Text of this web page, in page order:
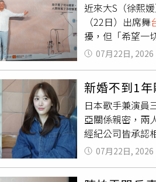
由楊祐寧主演精
莉．霍金斯主
鬼》；以及以黑
公式，讓影迷在
娃》。（圖／
請多位插畫家以
味裝置與觀影體
展主題，將於8
電影製作歷程，
愛之尋謎》與《
描述少女踏上尋
們要回家》則由
深，並代表印度
近來大S（徐熙
（22日）出席舞
擾，但「希望一
攜兒女移居韓國
是否曾聽聞大
情就是朋友，很
仔細交代，雙方
這種話題很隱私
希望這場風波最
票請洽udn售票
文創）
07月22日, 2026
新婚不到1
日本歌手兼演員
亞關係親密，兩
經紀公司皆承認
名網紅為他花費
去年8月宣布結
編自韓國熱門
07月22日, 2026